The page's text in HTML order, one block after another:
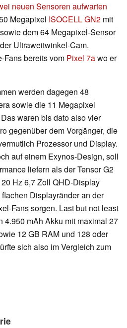
neuen Sensoren aufwarten
Megapixel ISOCELL GN2 mit
dem 64 Megapixel-Sensor
Ultraweitwinkel-Cam.
Fans bereits vom Pixel 7awo er
werden dagegen 48
sowie die 11 Megapixel
waren bis dato also vier
gegenüber dem Vorgänger, die
Prozessor und Display.
auf einem Exynos-Design, soll
liefern als der Tensor G2
Hz 6,7 Zoll QHD-Display
Displayränder an der
Fans sorgen. Last but not least
4.950 mAh Akku mit maximal 27
12 GB RAM und 128 oder
sich also im Vergleich zum